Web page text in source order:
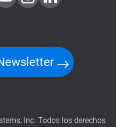
Inc. Todos los derechos